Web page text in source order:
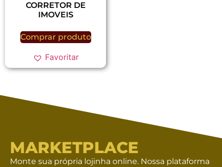
CORRETOR DE
IMOVEIS
Comprar produto
Favoritar
MARKETPLACE
Monte sua própria lojinha online. Nossa plataforma